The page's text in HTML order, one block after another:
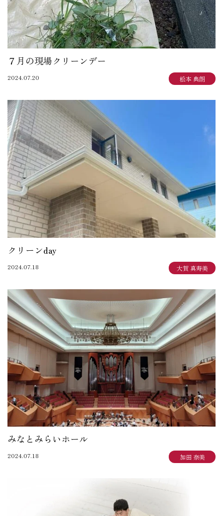
７月の現場クリーンデー
2024.07.20 松本 典朗
クリーンday
2024.07.18 大賀 真寿美
みなとみらいホール
2024.07.18 加田 奈美